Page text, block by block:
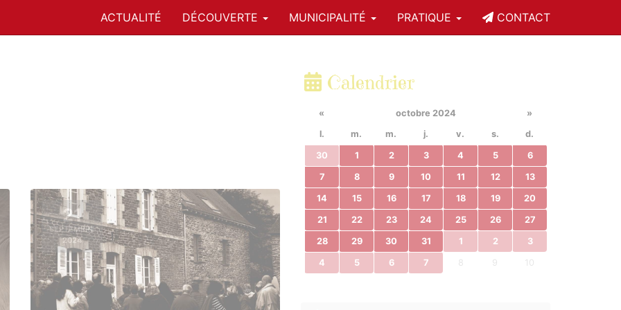
ACTUALITÉ DÉCOUVERTE MUNICIPALITÉ PRATIQUE CONTACT
21
SEPTEMBRE
2024
Calendrier
« octobre 2024
»
l.
m. m. j. v. s. d.
30 1 2 3 4 5 6
7 8 9 10 11 12 13
14 15 16 17 18 19 20
21 22 23 24 25 26 27
28 29 30 31 1 2 3
4 5 6 7 8 9 10